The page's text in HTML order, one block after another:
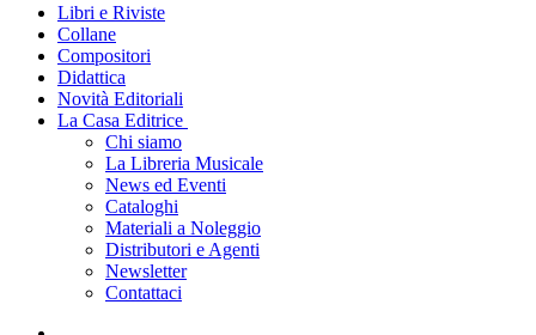
Libri e Riviste
Collane
Compositori
Didattica
Novità Editoriali
La Casa Editrice
Chi siamo
La Libreria Musicale
News ed Eventi
Cataloghi
Materiali a Noleggio
Distributori e Agenti
Newsletter
Contattaci